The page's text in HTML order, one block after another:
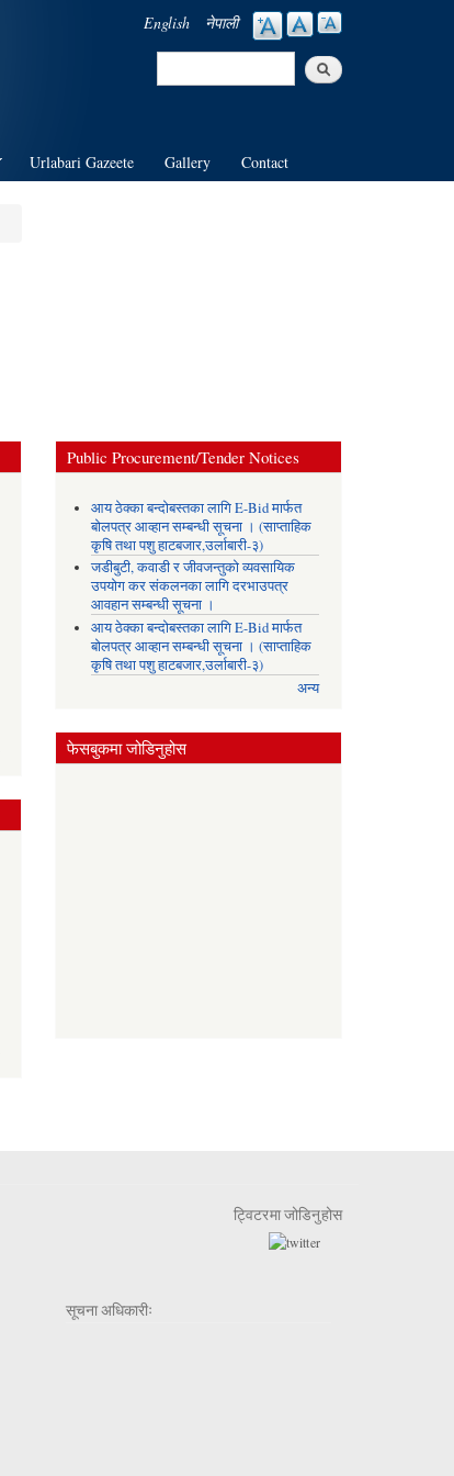
English नेपाली
Search
Urlabari Gazeete Gallery Contact
Public Procurement/Tender Notices
आय ठेक्का बन्दोबस्तका लागि E-Bid मार्फत
बोलपत्र आव्हान सम्बन्धी सूचना । (साप्ताहिक
कृषि तथा पशु हाटबजार,उर्लाबारी-३)
जडीबुटी, कवाडी र जीवजन्तुको व्यवसायिक
उपयोग कर संकलनका लागि दरभाउपत्र
आवहान सम्बन्धी सूचना ।
आय ठेक्का बन्दोबस्तका लागि E-Bid मार्फत
बोलपत्र आव्हान सम्बन्धी सूचना । (साप्ताहिक
कृषि तथा पशु हाटबजार,उर्लाबारी-३)
अन्य
फेसबुकमा जोडिनुहोस
ट्विटरमा जोडिनुहोस
सूचना अधिकारीः